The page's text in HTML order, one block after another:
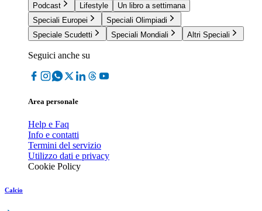
Podcast
Lifestyle
Un libro a settimana
Speciali Europei
Speciali Olimpiadi
Speciale Scudetti
Speciali Mondiali Altri Speciali
Seguici anche su
Area personale
Help e Faq
Info e contatti
Termini del servizio
Utilizzo dati e privacy
Cookie Policy
Calcio